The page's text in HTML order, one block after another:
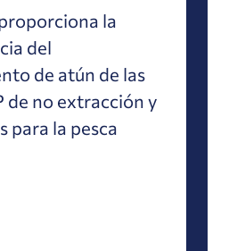
la
del
de atún de las
de no extracción y
para la pesca